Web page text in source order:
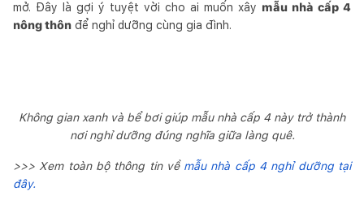
mở. Đây là gợi ý tuyệt vời cho ai muốn xây mẫu nhà cấp 4
nông thôn để nghỉ dưỡng cùng gia đình.
Không gian xanh và bể bơi giúp mẫu nhà cấp 4 này trở thành
nơi nghỉ dưỡng đúng nghĩa giữa làng quê.
>>> Xem toàn bộ thông tin về mẫu nhà cấp 4 nghỉ dưỡng tại
đây.